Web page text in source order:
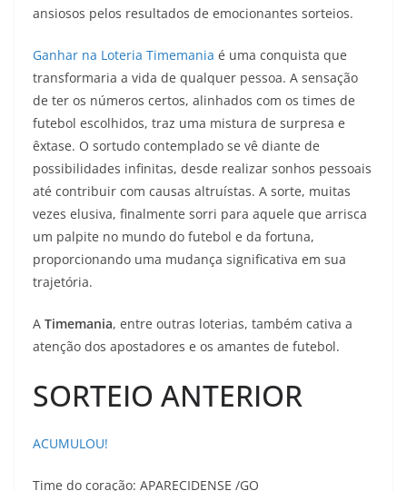
ansiosos pelos resultados de emocionantes sorteios.
Ganhar na Loteria Timemania é uma conquista que
transformaria a vida de qualquer pessoa. A sensação
de ter os números certos, alinhados com os times de
futebol escolhidos, traz uma mistura de surpresa e
êxtase. O sortudo contemplado se vê diante de
possibilidades infinitas, desde realizar sonhos pessoais
até contribuir com causas altruístas. A sorte, muitas
vezes elusiva, finalmente sorri para aquele que arrisca
um palpite no mundo do futebol e da fortuna,
proporcionando uma mudança significativa em sua
trajetória.
A Timemania, entre outras loterias, também cativa a
atenção dos apostadores e os amantes de futebol.
SORTEIO ANTERIOR
ACUMULOU!
Time do coração: APARECIDENSE /GO